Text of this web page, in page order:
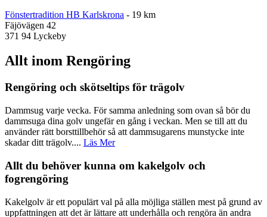
Fönstertradition HB Karlskrona - 19 km
Fäjövägen 42
371 94 Lyckeby
Allt inom Rengöring
Rengöring och skötseltips för trägolv
Dammsug varje vecka. För samma anledning som ovan så bör du
dammsuga dina golv ungefär en gång i veckan. Men se till att du
använder rätt borsttillbehör så att dammsugarens munstycke inte
skadar ditt trägolv.... Läs Mer
Allt du behöver kunna om kakelgolv och
fogrengöring
Kakelgolv är ett populärt val på alla möjliga ställen mest på grund av
uppfattningen att det är lättare att underhålla och rengöra än andra